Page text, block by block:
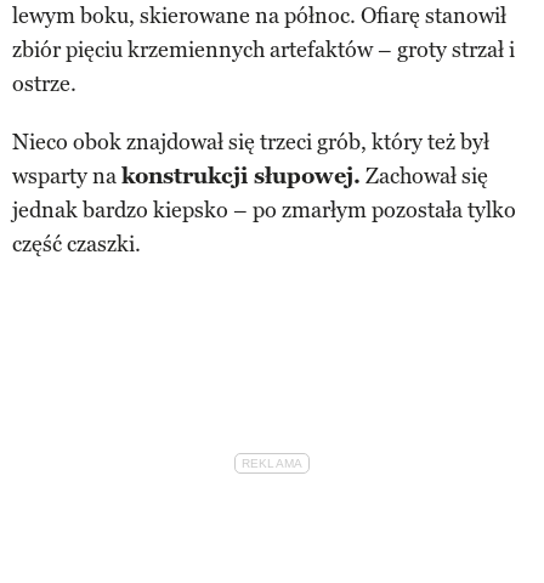
lewym boku, skierowane na północ. Ofiarę stanowił
zbiór pięciu krzemiennych artefaktów – groty strzał i
ostrze.
Nieco obok znajdował się trzeci grób, który też był
wsparty nakonstrukcji słupowej. Zachował się
jednak bardzo kiepsko – po zmarłym pozostała tylko
część czaszki.